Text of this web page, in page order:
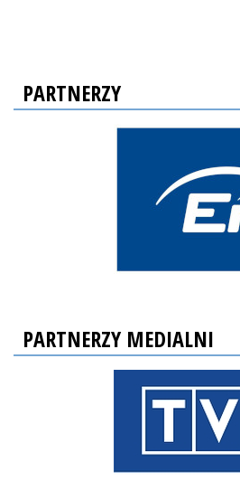
PARTNERZY
PARTNERZY MEDIALNI